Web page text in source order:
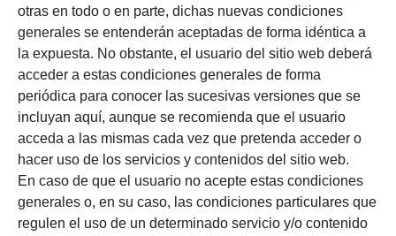
otras en todo o en parte, dichas nuevas condiciones
generales se entenderán aceptadas de forma idéntica a
la expuesta. No obstante, el usuario del sitio web deberá
acceder a estas condiciones generales de forma
periódica para conocer las sucesivas versiones que se
incluyan aquí, aunque se recomienda que el usuario
acceda a las mismas cada vez que pretenda acceder o
hacer uso de los servicios y contenidos del sitio web.
En caso de que el usuario no acepte estas condiciones
generales o, en su caso, las condiciones particulares que
regulen el uso de un determinado servicio y/o contenido